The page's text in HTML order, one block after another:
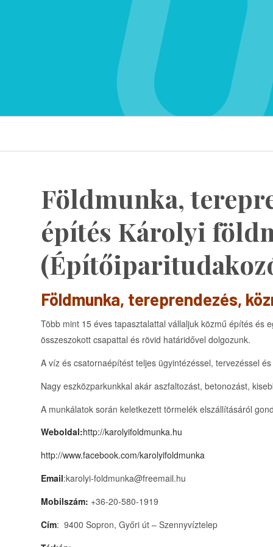
Földmunka,
építés Károlyi
Földmunka, tereprendezés,
Több mint 15 éves tapasztalattal vállaljuk közmű építés és
összeszokott csapattal és rövid határidővel dolgozunk.
A víz és csatornaépítést teljes ügyintézéssel, tervezéssel
Nagy eszközparkunkkal akár aszfaltozást, betonozást,
A munkálatok során keletkezett törmelék elszállításáról
Weboldal:http://karolyifoldmunka.hu
http://www.facebook.com/karolyifoldmunka
Email:karolyi-foldmunka@freemail.hu
Mobilszám: +36-20-580-1919
Cím: 9400 Sopron, Győri út – Szennyvíztelep